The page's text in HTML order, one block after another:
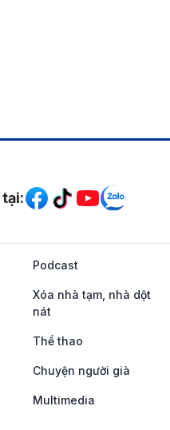
hội
Podcast
Xóa nhà tạm, nhà dột
nát
Thể thao
Chuyện người già
Multimedia